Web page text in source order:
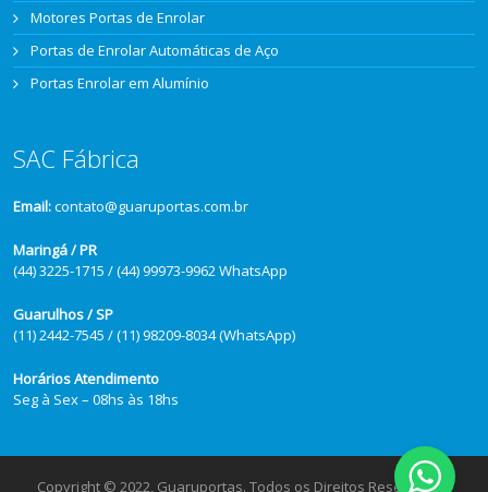
Motores Portas de Enrolar
Portas de Enrolar Automáticas de Aço
Portas Enrolar em Alumínio
SAC Fábrica
Email:contato@guaruportas.com.br
Maringá / PR
(44) 3225-1715 / (44) 99973-9962 WhatsApp
Guarulhos / SP
(11) 2442-7545 / (11) 98209-8034 (WhatsApp)
Horários Atendimento
Seg à Sex – 08hs às 18hs
Copyright © 2022, Guaruportas. Todos os Direitos Reservados.